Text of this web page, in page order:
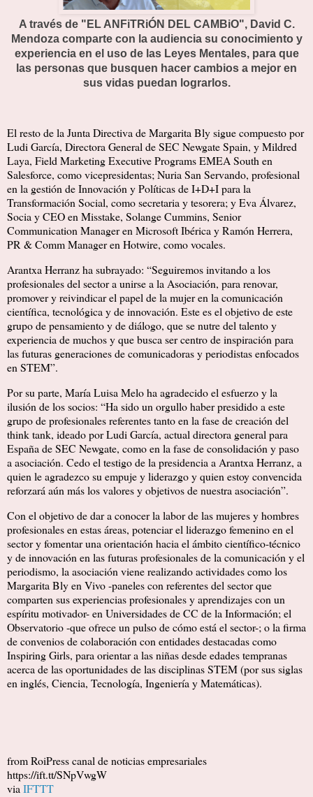
A través de "EL ANFiTRiÓN DEL CAMBiO", David C.
Mendoza comparte con la audiencia su conocimiento y
experiencia en el uso de las Leyes Mentales, para que
las personas que busquen hacer cambios a mejor en
sus vidas puedan lograrlos.
El resto de la Junta Directiva de Margarita Bly sigue compuesto por
Ludi García, Directora General de SEC Newgate Spain, y Mildred
Laya, Field Marketing Executive Programs EMEA South en
Salesforce, como vicepresidentas; Nuria San Servando, profesional
en la gestión de Innovación y Políticas de I+D+I para la
Transformación Social, como secretaria y tesorera; y Eva Álvarez,
Socia y CEO en Misstake, Solange Cummins, Senior
Communication Manager en Microsoft Ibérica y Ramón Herrera,
PR & Comm Manager en Hotwire, como vocales.
Arantxa Herranz ha subrayado: “Seguiremos invitando a los
profesionales del sector a unirse a la Asociación, para renovar,
promover y reivindicar el papel de la mujer en la comunicación
científica, tecnológica y de innovación. Este es el objetivo de este
grupo de pensamiento y de diálogo, que se nutre del talento y
experiencia de muchos y que busca ser centro de inspiración para
las futuras generaciones de comunicadoras y periodistas enfocados
en STEM”.
Por su parte, María Luisa Melo ha agradecido el esfuerzo y la
ilusión de los socios: “Ha sido un orgullo haber presidido a este
grupo de profesionales referentes tanto en la fase de creación del
think tank, ideado por Ludi García, actual directora general para
España de SEC Newgate, como en la fase de consolidación y paso
a asociación. Cedo el testigo de la presidencia a Arantxa Herranz, a
quien le agradezco su empuje y liderazgo y quien estoy convencida
reforzará aún más los valores y objetivos de nuestra asociación”.
Con el objetivo de dar a conocer la labor de las mujeres y hombres
profesionales en estas áreas, potenciar el liderazgo femenino en el
sector y fomentar una orientación hacia el ámbito científico-técnico
y de innovación en las futuras profesionales de la comunicación y el
periodismo, la asociación viene realizando actividades como los
Margarita Bly en Vivo -paneles con referentes del sector que
comparten sus experiencias profesionales y aprendizajes con un
espíritu motivador- en Universidades de CC de la Información; el
Observatorio -que ofrece un pulso de cómo está el sector-; o la firma
de convenios de colaboración con entidades destacadas como
Inspiring Girls, para orientar a las niñas desde edades tempranas
acerca de las oportunidades de las disciplinas STEM (por sus siglas
en inglés, Ciencia, Tecnología, Ingeniería y Matemáticas).
from RoiPress canal de noticias empresariales
https://ift.tt/SNpVwgW
viaIFTTT